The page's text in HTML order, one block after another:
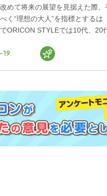
めて将来の展望を見据えた際、
く“理想の大人”を指標とするは
ORICON STYLEでは10代、20
19